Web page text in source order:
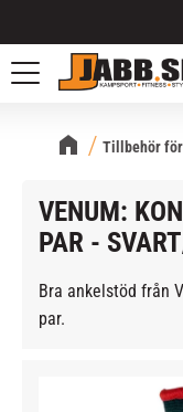
Meny
Tillbehör
VENUM:
PAR -
Bra ankelstöd från
par.